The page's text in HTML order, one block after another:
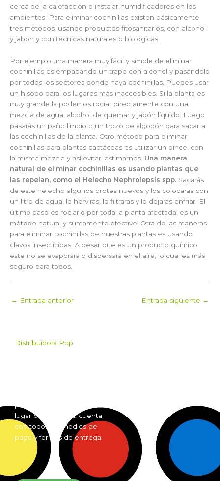
cerca de la calefacción o instalar humidificadores en los
ambientes. Para eliminar cochinillas existen básicamente
tres métodos, usando productos fitosanitarios, con alcohol
y jabón y con técnicas naturales o biológicas.
Por ejemplo una manera muy fácil y simple de eliminar
cochinillas es empapando un trapo con alcohol y pasándolo
por todos los sectores donde haya cochinillas. Puedes usar
un hisopo para los lugares más inaccesibles. Si la planta es
muy grande la podemos rociar directamente con una
mezcla de agua, alcohol de quemar y jabón líquido. Luego
pasarás un paño limpio o un trozo de algodón para sacar a
las cochinillas de la planta. Otro método para eliminar
cochinillas para plantas cactáceas es utilizar un pincel con
la misma mezcla y así evitar lastimarnos. Una manera
natural de eliminar cochinillas es usando plantas que
las repelan, como el Helecho Nephrolepsis spp. Sacarás
de este helecho algunos brotes nuevos y los colocaras con
un litro de agua, lo hervirás, lo filtraras y lo dejaras enfriar. El
último paso es rociarlo por toda la planta afectada, es un
método natural y sumamente efectivo. Otra de las maneras
para eliminar cochinillas de nuestras plantas es usando
clavos insecticidas. A pesar que es un producto químico
este no se evaporara o dispersara en el aire, lo cual es más
seguro para todos.
← Entrada anterior Entrada siguiente →
Distribuidora Pop
por mayor desde cualquier
lugar del país. Pop cuenta
con todos los medios de
pago y formas de entrega.